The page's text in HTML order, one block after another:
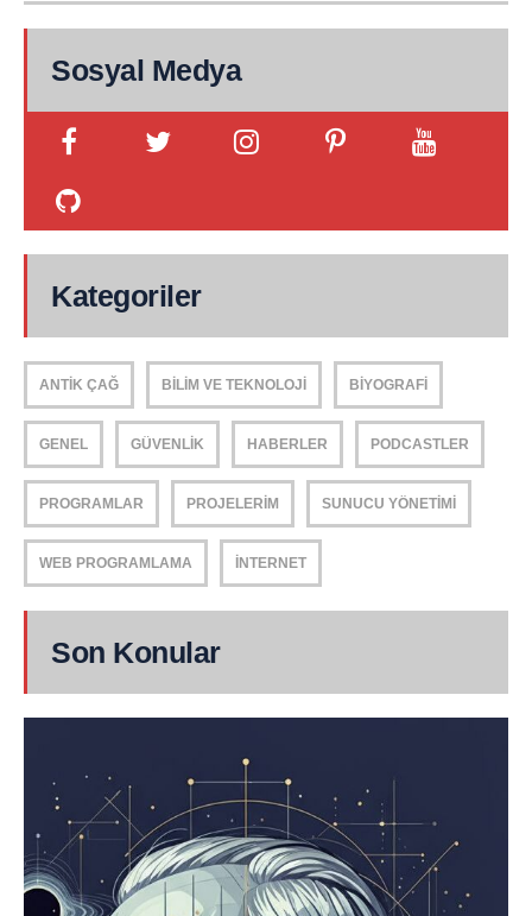
Sosyal Medya
Kategoriler
ANTIK ÇAĞ BILIM VE TEKNOLOJI BIYOGRAFI
GENEL GÜVENLIK HABERLER PODCASTLER
PROGRAMLAR PROJELERIM SUNUCU YÖNETIMI
WEB PROGRAMLAMA İNTERNET
Son Konular